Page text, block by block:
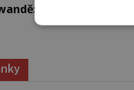
Varovala před